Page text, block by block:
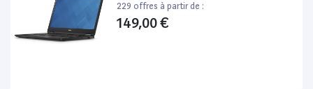
229 offres à partir de :
149,00 €